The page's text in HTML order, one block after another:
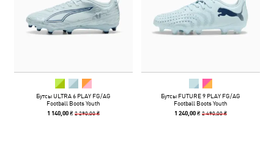
Бутсы ULTRA 6 PLAY FG/AG
Football Boots Youth
1 140,00 ₴2 290,00 ₴
Бутсы FUTURE 9 PLAY FG/AG
Football Boots Youth
1 240,00 ₴2 490,00 ₴